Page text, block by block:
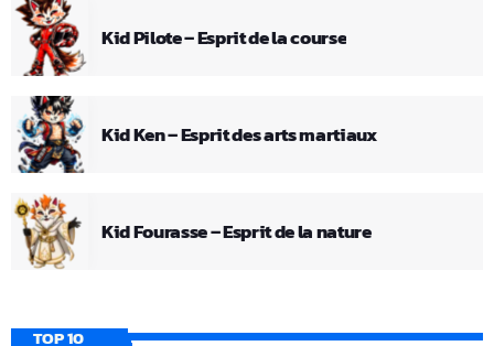
Kid Pilote – Esprit de la course
Kid Ken – Esprit des arts martiaux
Kid Fourasse – Esprit de la nature
TOP 10